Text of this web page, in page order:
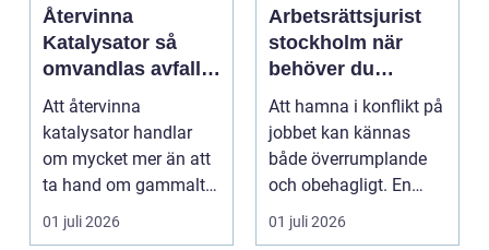
Återvinna
Katalysator så
omvandlas avfall
till värdefulla
resurser
Att återvinna
katalysator handlar
om mycket mer än att
ta hand om gammalt
skrot. I varje
katalysator...
01 juli 2026
Arbetsrättsjurist
stockholm när
behöver du
professionell hjälp
i arbetslivet?
Att hamna i konflikt på
jobbet kan kännas
både överrumplande
och obehagligt. En
anställning påverkar...
01 juli 2026